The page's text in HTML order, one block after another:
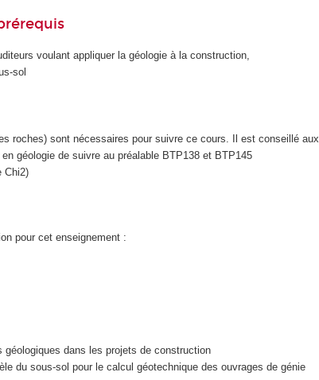
voulant appliquer la géologie à la construction,
sol
roches) sont nécessaires pour suivre ce cours. Il est conseillé aux
géologie de suivre au préalable BTP138 et BTP145
Chi2)
pour cet enseignement :
dans les projets de construction
du sous-sol pour le calcul géotechnique des ouvrages de génie